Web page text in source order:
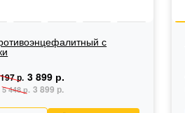
с
р. 3 899 р.
5 448 р. 3 899 р.